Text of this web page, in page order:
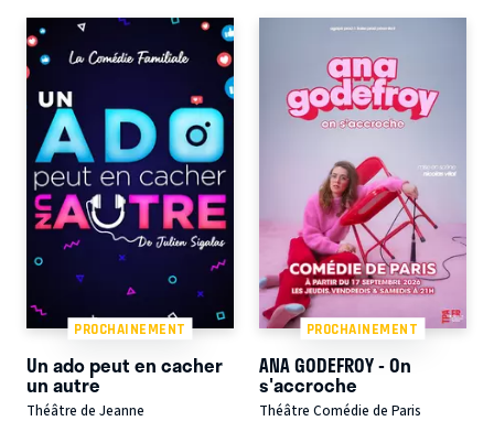
PROCHAINEMENT
Un ado peut en cacher
un autre
Théâtre de Jeanne
PROCHAINEMENT
ANA GODEFROY - On
s'accroche
Théâtre Comédie de Paris